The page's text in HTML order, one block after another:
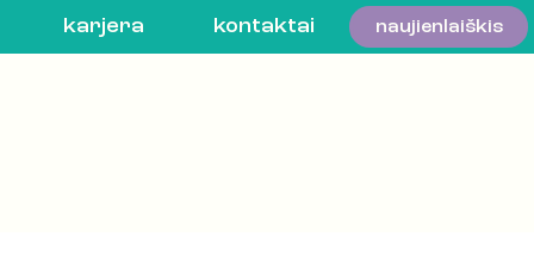
karjera kontaktai naujienlaiškis